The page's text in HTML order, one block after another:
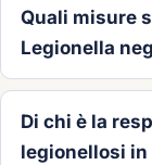
Quali misure
Legionella
Di chi è la
legionellosi